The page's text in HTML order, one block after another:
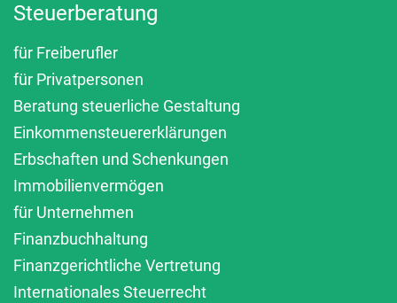
Steuerberatung
für Freiberufler
für Privatpersonen
Beratung steuerliche Gestaltung
Einkommensteuererklärungen
Erbschaften und Schenkungen
Immobilienvermögen
für Unternehmen
Finanzbuchhaltung
Finanzgerichtliche Vertretung
Internationales Steuerrecht